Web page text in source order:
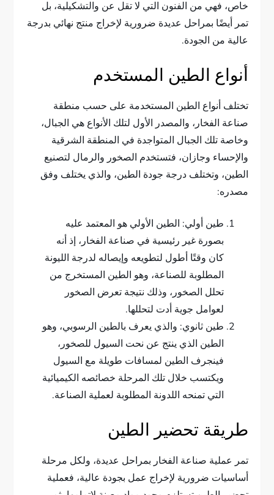
خاص، فهي من الفنون التي لا تقل عن والتشكيلية، بل
تمر أيضًا بمراحل عديدة ضرورية لإخراج منتج نهائي بدرجة
عالية من الجودة.
أنواع الطين المستخدم
تختلف أنواع الطين المستخدمة على حسب منطقة
صناعة الفخار، والمصدر الأول لتلك الأنواع هي الجبال،
وخاصة تلك الجبال المتواجدة في المنطقة الشرقية
والإحساء وجازان، فتستخدم الصخور والرمال لتصنيع
الطين، وتختلف درجة جودة الطين، والذي يختلف وفق
مصدره:
طين أولي: الطين الأولي هو المعتمد عليه
بصورة غير رئيسية في صناعة الفخار، إذ أنه
كان وقتًا أطول لتطويعه وإيصاله لدرجة الليونة
المطلوبة للصناعة، وهو الطين المستخرج من
تحلل الصخور، وذلك نتيجة تعرض الصخور
لعوامل جوية أدت لتحللها.
طين ثانوي: والذي يعرف بالطين الرسوبي، وهو
الطين الذي ينتج عن نحت السيول للصخور،
فينجرف الطين لمسافات طويلة مع السيول
ويكتسب خلال تلك المرحلة خصائصه الكيميائية
التي تمنحه اللدونة المطلوبة لعملية الصناعة.
طريقة تحضير الطين
تمر عملية صناعة الفخار بمراحل عديدة، ولكل مرحلة
أساسيات ضرورية لإخراج عمل بجودة عالية، فعملية